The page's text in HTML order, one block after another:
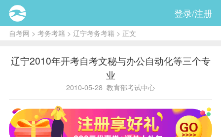
登录/注册
自考网 > 考务考籍 > 辽宁考务考籍 > 正文
辽宁2010年开考自考文秘与办公自动化等三个专
业
2010-05-28 教育部考试中心